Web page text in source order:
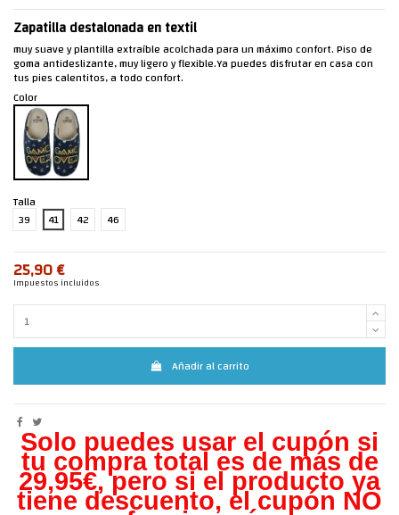
Zapatilla destalonada en textil
muy suave y plantilla extraíble acolchada para un máximo confort. Piso de
goma antideslizante, muy ligero y flexible.Ya puedes disfrutar en casa con
tus pies calentitos, a todo confort.
Color
Talla
39
41 42 46
25,90 €
Impuestos incluidos
Añadir al carrito
Solo puedes usar el cupón si
tu compra total es de más de
29,95€, pero si el producto ya
tiene descuento, el cupón NO